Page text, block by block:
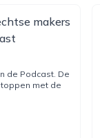
makers
de Podcast. De
met de